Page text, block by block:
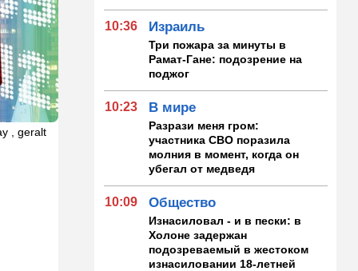
, geralt
10:36 Израиль
Три пожара за минуты в
Рамат-Гане: подозрение на
поджог
10:23 В мире
Разрази меня гром:
участника СВО поразила
молния в момент, когда он
убегал от медведя
10:09 Общество
Изнасиловал - и в пески: в
Холоне задержан
подозреваемый в жестоком
изнасиловании 18-летней